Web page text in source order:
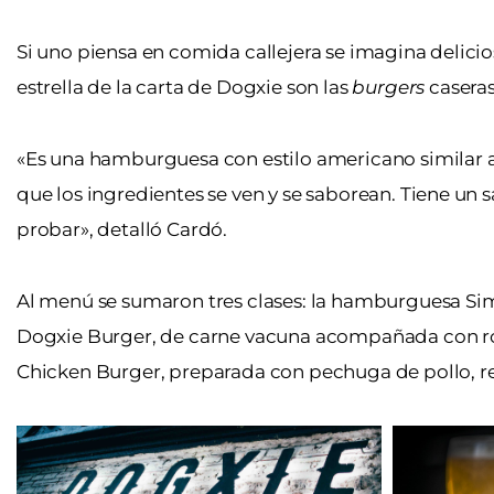
Si uno piensa en comida callejera se imagina
estrella de la carta de Dogxie son las burgers
«Es una hamburguesa con estilo americano
que los ingredientes se ven y se saborean. Tiene
probar», detalló Cardó.
Al menú se sumaron tres clases: la hamburguesa
Dogxie Burger, de carne vacuna acompañada con
Chicken Burger, preparada con pechuga de pollo,